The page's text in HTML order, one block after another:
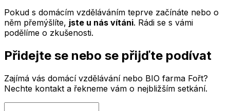
Pokud s domácím vzděláváním teprve začínáte nebo o
něm přemýšlíte, jste u nás vítáni. Rádi se s vámi
podělíme o zkušenosti.
Přidejte se nebo se přijďte podívat
Zajímá vás domácí vzdělávání nebo BIO farma Fořt?
Nechte kontakt a řekneme vám o nejbližším setkání.